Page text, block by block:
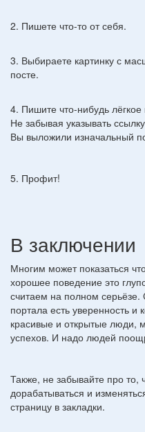
2. Пишете что-то от себя.
3. Выбираете картинку с
посте.
4. Пишите что-нибудь
Не забывая указывать
Вы выложили изначальный
5. Профит!
В заключении
Многим может показаться
хорошее поведение это
считаем на полном
портала есть уверенность и
красивые и открытые люди,
успехов. И надо людей
Также, не забывайте про то,
дорабатываться и
страницу в закладки.